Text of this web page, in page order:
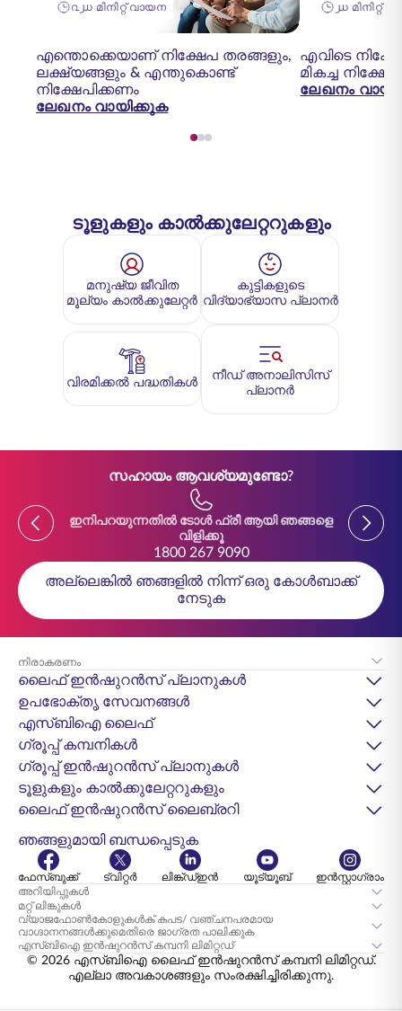
൨൰ മിനിറ്റ് വായന
എന്തൊക്കെയാണ് നിക്ഷേപ തരങ്ങളും,
ലക്ഷ്യങ്ങളും & എന്തുകൊണ്ട്
നിക്ഷേപിക്കണം
ലേഖനം വായിക്കുക
൰ മിനിറ്റ്
എവിടെ
മികച്ച
ലേഖനം
ടൂളുകളും കാൽക്കുലേറ്ററുകളും
മനുഷ്യ ജീവിത
മൂല്യം കാൽക്കുലേറ്റർ
കുട്ടികളുടെ
വിദ്യാഭ്യാസ പ്ലാനർ
വിരമിക്കൽ പദ്ധതികൾ
നീഡ് അനാലിസിസ്
പ്ലാനർ
സഹായം ആവശ്യമുണ്ടോ?
Previousഇനിപറയുന്നതിൽ ടോൾ ഫ്രീ ആയി ഞങ്ങളെ
വിളിക്കൂ
1800 267 9090
Previous
അല്ലെങ്കിൽ ഞങ്ങളിൽ നിന്ന് ഒരു കോൾബാക്ക്
നേടുക
നിരാകരണം
ലൈഫ് ഇൻഷുറൻസ് പ്ലാനുകൾ
ഉപഭോക്തൃ സേവനങ്ങൾ
എസ്‌ബിഐ ലൈഫ്
ഗ്രൂപ്പ് കമ്പനികൾ
ഗ്രൂപ്പ് ഇൻഷുറൻസ് പ്ലാനുകൾ
ടൂളുകളും കാൽക്കുലേറ്ററുകളും
ലൈഫ് ഇൻഷുറൻസ് ലൈബ്രറി
ഞങ്ങളുമായി ബന്ധപ്പെടുക
ഫേസ്ബുക്ക് ട്വിറ്റർ ലിങ്ക്ഡ്ഇൻ യൂട്യൂബ്
ഇൻസ്റ്റാഗ്രാം
അറിയിപ്പുകൾ
മറ്റ് ലിങ്കുകൾ
വ്യാജഫോൺകോളുകൾക് കപട/ വഞ്ചനപരമായ
വാഗ്ദാനനങ്ങൾക്കുമെതിരെ ജാഗ്രത പാലിക്കുക
എസ്‌ബി‌ഐ ഇൻഷുറൻസ് കമ്പനി ലിമിറ്റഡ്
© 2026 എസ്‌ബിഐ ലൈഫ് ഇൻഷുറൻസ് കമ്പനി ലിമിറ്റഡ്.
എല്ലാ അവകാശങ്ങളും സംരക്ഷിച്ചിരിക്കുന്നു.